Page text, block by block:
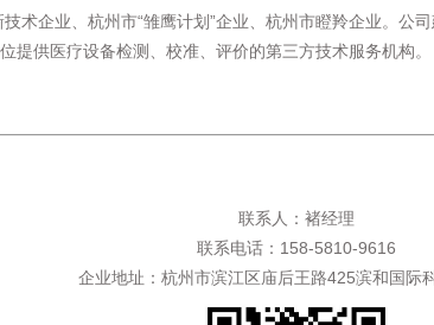
术企业、杭州市“雏鹰计划”企业、杭州市瞪羚企业。公
供医疗设备检测、校准、评价的第三方技术服务机构。
联系人：褚经理
联系电话：158-5810-9616
企业地址：杭州市滨江区庙后王路425滨和国际